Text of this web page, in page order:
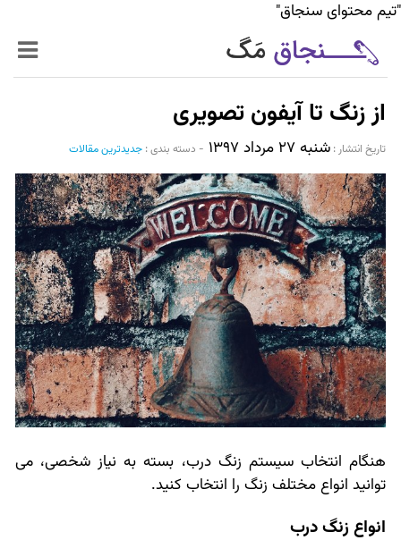
"تیم محتوای سنجاق"
حرفه‌ای‌تر
سیر تا پیاز خدمات
World Mag
بازار آنلاین سنجاق
از زنگ تا آیفون تصویری
تاریخ انتشار :‌ شنبه ۲۷ مرداد ۱۳۹۷ - دسته بندی : جدیدترین مقالات
هنگام انتخاب سیستم زنگ درب، بسته به نیاز شخصی، می
توانید انواع مختلف زنگ را انتخاب کنید.
انواع زنگ درب